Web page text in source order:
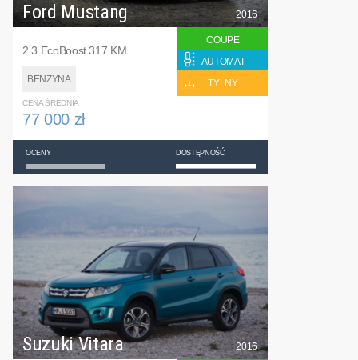
Ford Mustang
2.3 EcoBoost 317 KM
BENZYNA
2016
COUPE
AUTOMAT
TYLNY
CENA ŚREDNIA
77 000 zł
OCENY DOSTĘPNOŚĆ
Suzuki Vitara 2016